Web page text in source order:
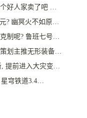
好人家卖了吧 …
? 幽冥火不如原…
制呢? 鲁班七号…
划主推无形装备…
, 提前进入大灾变…
星穹铁道3.4…